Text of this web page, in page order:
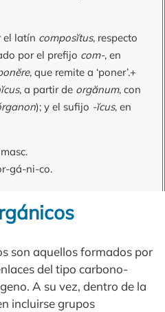
el latín composĭtus, respecto
por el prefijo com-, en
, que remite a ‘poner’.+
, a partir de orgănum, con
); y el sufijo -ĭcus, en
gá-ni-co.
son aquellos formados por
del tipo carbono-
A su vez, dentro de la
incluirse grupos